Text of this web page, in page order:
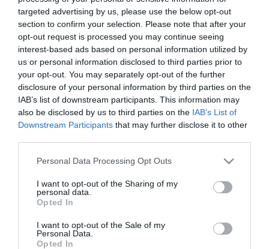
targeted advertising by us, please use the below opt-out
section to confirm your selection. Please note that after your
opt-out request is processed you may continue seeing
interest-based ads based on personal information utilized by
us or personal information disclosed to third parties prior to
your opt-out. You may separately opt-out of the further
disclosure of your personal information by third parties on the
IAB’s list of downstream participants. This information may
also be disclosed by us to third parties on the IAB’s List of
Downstream Participants that may further disclose it to other
Please note that this website/app uses one or more Google
not limited to your visit or usage behaviour. You may click to
grant or deny consent to Google and its third-party tags to
use your data for below specified purposes in below Google
consent section.
Personal Data Processing Opt Outs
I want to opt-out of the Sharing of my
personal data.
Opted In
I want to opt-out of the Sale of my
Personal Data.
Opted In
ΕΠΙΧΕΙΡΗΣΕΙΣ
Γιάννης Τσακίρης: Οι
τεχνολογικές startup μπορούν
να φέρουν την Ευρώπη στην
κορυφή του κόσμου
09.02.2022